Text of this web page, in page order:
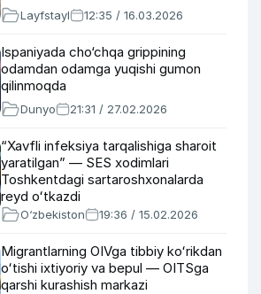
Layfstayl 12:35 / 16.03.2026
Ispaniyada cho‘chqa grippining
odamdan odamga yuqishi gumon
qilinmoqda
Dunyo 21:31 / 27.02.2026
“Xavfli infeksiya tarqalishiga sharoit
yaratilgan” — SES xodimlari
Toshkentdagi sartaroshxonalarda
reyd oʻtkazdi
O‘zbekiston 19:36 / 15.02.2026
Migrantlarning OIVga tibbiy koʻrikdan
oʻtishi ixtiyoriy va bepul — OITSga
qarshi kurashish markazi